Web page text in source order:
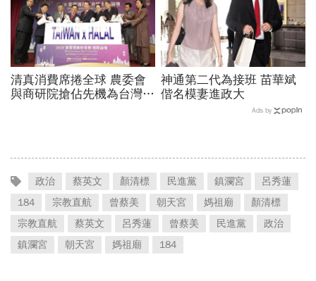
清真消費席捲全球 農委會
與商研院搶佔先機為台灣農
神通第二代為接班 苗華斌
偕名模妻進政大
Ads by
政治 蔡英文 顏清標 民進黨 鎮瀾宮
呂秀蓮
184
宗教直航 曾蔡美 朝天宮 媽祖廟
顏清標
宗教直航
蔡英文 呂秀蓮 曾蔡美 民進黨
政治
鎮瀾宮
朝天宮 媽祖廟 184